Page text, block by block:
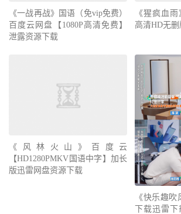
《一战再战》国语（免vip免费）
百度云网盘【1080P高清免费】
泄露资源下载
《猩疯血
高清HD无
《风林火山》百度云
【HD1280PMKV国语中字】加长
版迅雷网盘资源下载
《快乐趣
下载迅雷